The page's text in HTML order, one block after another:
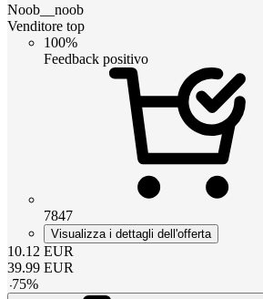
Noob__noob
Venditore top
100%
Feedback positivo
7847
Visualizza i dettagli dell'offerta
10.12 EUR
39.99 EUR
-75%